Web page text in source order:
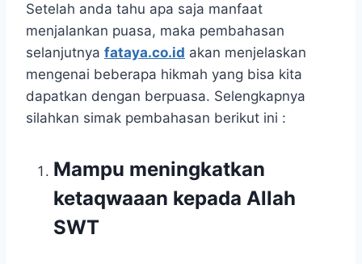
Setelah anda tahu apa saja manfaat
menjalankan puasa, maka pembahasan
selanjutnya fataya.co.id akan menjelaskan
mengenai beberapa hikmah yang bisa kita
dapatkan dengan berpuasa. Selengkapnya
silahkan simak pembahasan berikut ini :
Mampu meningkatkan
ketaqwaaan kepada Allah
SWT